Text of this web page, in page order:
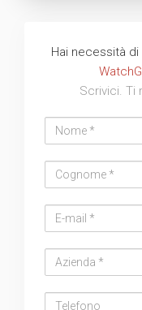
Hai necessità
Scrivici. Ti